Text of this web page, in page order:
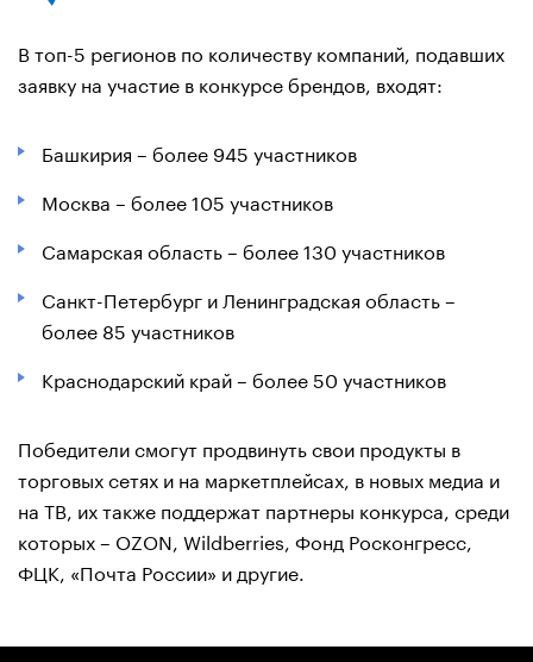
В топ-5 регионов по количеству компаний, подавших
заявку на участие в конкурсе брендов, входят:
Башкирия – более 945 участников
Москва – более 105 участников
Самарская область – более 130 участников
Санкт-Петербург и Ленинградская область –
более 85 участников
Краснодарский край – более 50 участников
Победители смогут продвинуть свои продукты в
торговых сетях и на маркетплейсах, в новых медиа и
на ТВ, их также поддержат партнеры конкурса, среди
которых – OZON, Wildberries, Фонд Росконгресс,
ФЦК, «Почта России» и другие.